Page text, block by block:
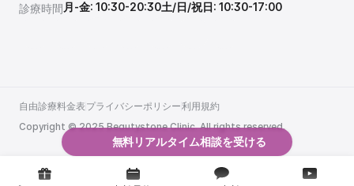
診療時間 月-金: 10:30-20:30土/日/祝日: 10:30-17:00
Copyright © 2025 Beautystone Clinic. All rights reserved.
自由診療料金表
自由診療料金表
プライバシーポリシー
プライバシーポリシー
利用規約
利用規約
無料リアルタイム相談を受ける